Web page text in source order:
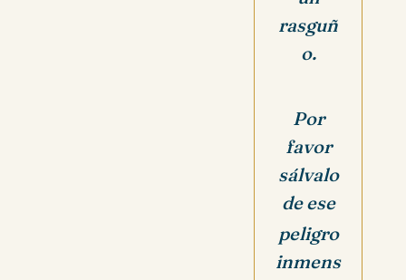
rasguñ
o.
Por
favor
sálvalo
de ese
peligro
inmens